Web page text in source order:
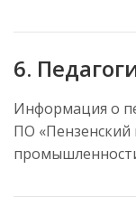
6.
Информация о
ПО